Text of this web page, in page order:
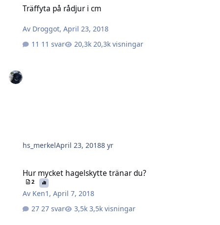
Träffyta på rådjur i cm
Av Droggot,April 23, 2018
11 svar
20,3k visningar
hs_merkelApril 23, 20188 yr
Hur mycket hagelskytte tränar du?
2
Av Ken1 ,April 7, 2018
27 svar
3,5k visningar